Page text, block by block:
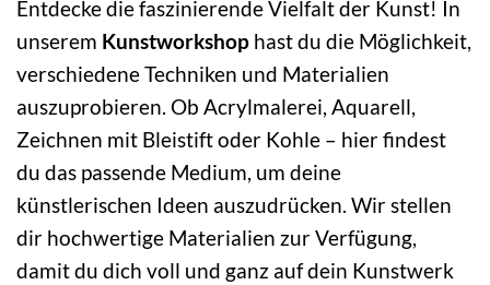
Entdecke die faszinierende Vielfalt der Kunst! In
unserem Kunstworkshop hast du die Möglichkeit,
verschiedene Techniken und Materialien
auszuprobieren. Ob Acrylmalerei, Aquarell,
Zeichnen mit Bleistift oder Kohle – hier findest
du das passende Medium, um deine
künstlerischen Ideen auszudrücken. Wir stellen
dir hochwertige Materialien zur Verfügung,
damit du dich voll und ganz auf dein Kunstwerk